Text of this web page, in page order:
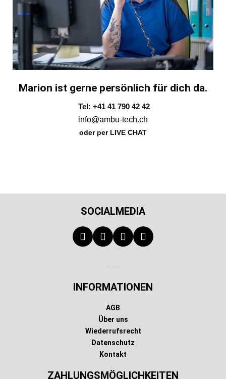
Marion ist gerne persönlich für dich da.
Tel: +41 41 790 42 42
info@ambu-tech.ch
oder per LIVE CHAT
SOCIALMEDIA
INFORMATIONEN
AGB
Über uns
Wiederrufsrecht
Datenschutz
Kontakt
ZAHLUNGSMÖGLICHKEITEN